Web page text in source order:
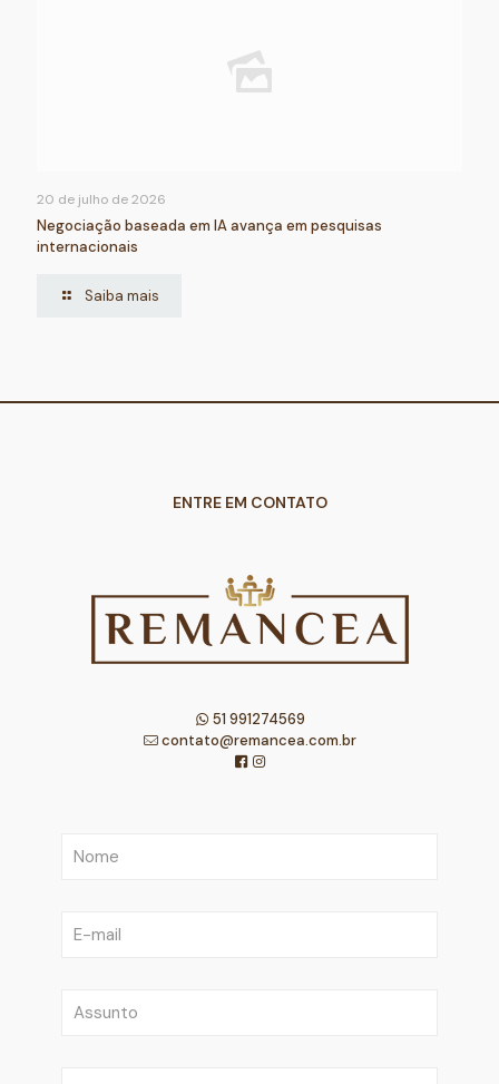
20 de julho de 2026
Negociação baseada em IA avança em pesquisas
internacionais
Saiba mais
ENTRE EM CONTATO
51 991274569
contato@remancea.com.br